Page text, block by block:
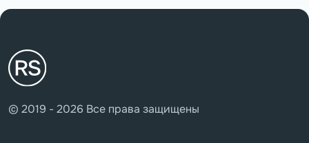
© 2019 - 2026 Все права защищены